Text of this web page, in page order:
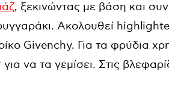
, ξεκινώντας με βάση και
. Ακολουθεί
Givenchy. Για τα φρύδια
να τα γεμίσει. Στις